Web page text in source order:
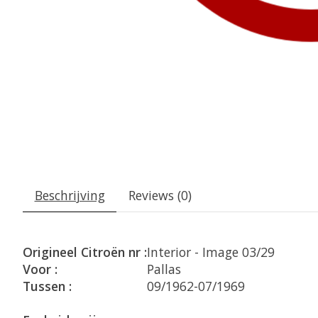
Beschrijving Reviews (0)
Origineel Citroën nr :Interior - Image 03/29
Voor :
Pallas
Tussen :
09/1962-07/1969